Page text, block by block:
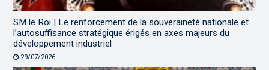
SM le Roi | Le renforcement de la souveraineté nationale et
l’autosuffisance stratégique érigés en axes majeurs du
développement industriel
29/07/2026